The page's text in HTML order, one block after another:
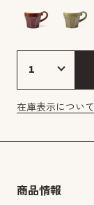
在庫表示について
商品情報